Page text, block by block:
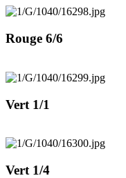
Rouge 6/6
Vert 1/1
Vert 1/4